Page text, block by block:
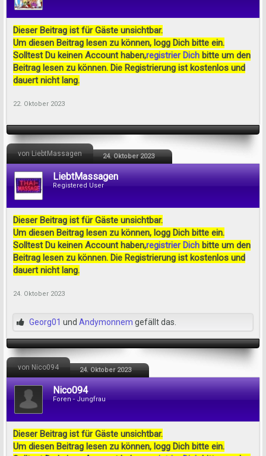
Dieser Beitrag ist für Gäste unsichtbar.
Um diesen Beitrag lesen zu können, logg Dich bitte ein.
Solltest Du keinen Account haben,registrier Dich bitte um den
Beitrag lesen zu können. Die Registrierung ist kostenlos und
dauert nicht lang.
22. Oktober 2023
von LiebtMassagen 24. Oktober 2023
LiebtMassagen
Registered User
Dieser Beitrag ist für Gäste unsichtbar.
Um diesen Beitrag lesen zu können, logg Dich bitte ein.
Solltest Du keinen Account haben,registrier Dich bitte um den
Beitrag lesen zu können. Die Registrierung ist kostenlos und
dauert nicht lang.
24. Oktober 2023
Georg01 und Andymonnem gefällt das.
von Nico094 24. Oktober 2023
Nico094
Foren - Jungfrau
Dieser Beitrag ist für Gäste unsichtbar.
Um diesen Beitrag lesen zu können, logg Dich bitte ein.